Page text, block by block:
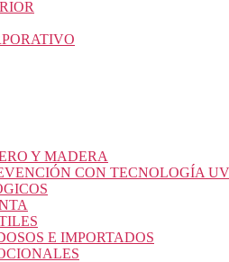
Y MADERA
CON TECNOLOGÍA UV
E IMPORTADOS